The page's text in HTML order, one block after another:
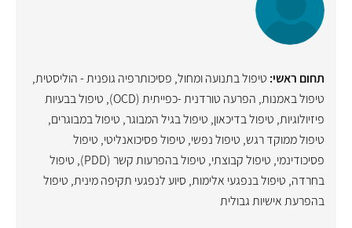
תחום ראשי: טיפול בתנועה ומחול, פסיכותרפיה גופנית - הוליסטית,
טיפול באמנות, הפרעה טורדנית -כפייתית (OCD) , טיפול בבעיות
פיזיולוגיות, טיפול בדיכאון, טיפול בגיל המבוגר, טיפול במבוגרים,
טיפול ממוקד רגש, טיפול נפשי, טיפול פסיכואנליטי, טיפול
פסיכודינמי, טיפול קבוצתי, טיפול בהפרעות קשר (PDD) , טיפול
בחרדה, טיפול בנפגעי אלימות, סיוע לנפגעי תקיפה מינית, טיפול
בהפרעת אישיות גבולית